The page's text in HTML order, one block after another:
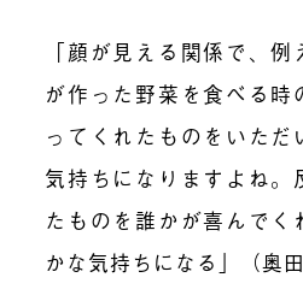
「顔が見える関係で、
が作った野菜を食べる時
ってくれたものをいた
気持ちになりますよね。
たものを誰かが喜んでく
かな気持ちになる」（奥田